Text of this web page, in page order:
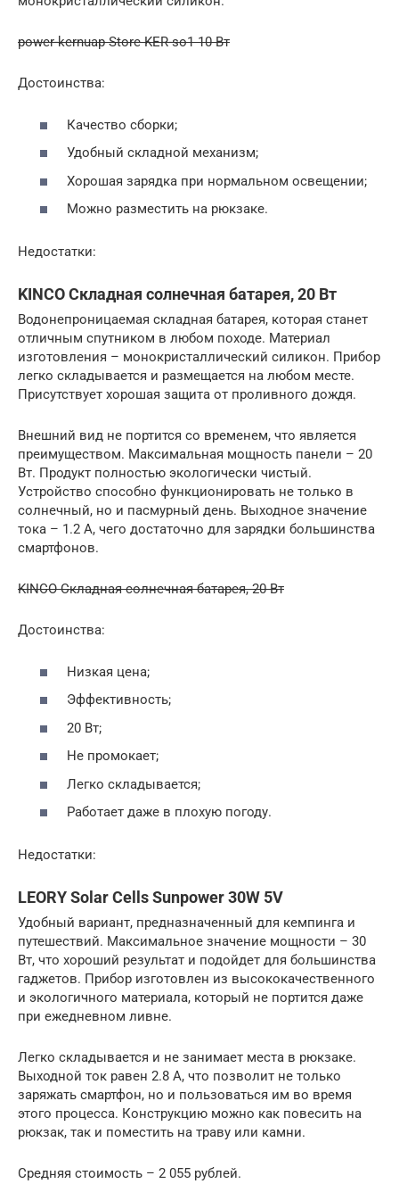
power-kernuap Store KER-so1 10 Вт
Достоинства:
Качество сборки;
Удобный складной механизм;
Хорошая зарядка при нормальном освещении;
Можно разместить на рюкзаке.
Недостатки:
KINCO Складная солнечная батарея, 20 Вт
Водонепроницаемая складная батарея, которая станет
отличным спутником в любом походе. Материал
изготовления – монокристаллический силикон. Прибор
легко складывается и размещается на любом месте.
Присутствует хорошая защита от проливного дождя.
Внешний вид не портится со временем, что является
преимуществом. Максимальная мощность панели – 20
Вт. Продукт полностью экологически чистый.
Устройство способно функционировать не только в
солнечный, но и пасмурный день. Выходное значение
тока – 1.2 А, чего достаточно для зарядки большинства
смартфонов.
KINCO Складная солнечная батарея, 20 Вт
Достоинства:
Низкая цена;
Эффективность;
20 Вт;
Не промокает;
Легко складывается;
Работает даже в плохую погоду.
Недостатки:
LEORY Solar Cells Sunpower 30W 5V
Удобный вариант, предназначенный для кемпинга и
путешествий. Максимальное значение мощности – 30
Вт, что хороший результат и подойдет для большинства
гаджетов. Прибор изготовлен из высококачественного
и экологичного материала, который не портится даже
при ежедневном ливне.
Легко складывается и не занимает места в рюкзаке.
Выходной ток равен 2.8 А, что позволит не только
заряжать смартфон, но и пользоваться им во время
этого процесса. Конструкцию можно как повесить на
рюкзак, так и поместить на траву или камни.
Средняя стоимость – 2 055 рублей.